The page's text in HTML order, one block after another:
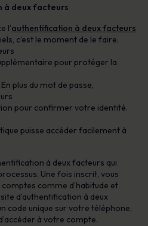
à deux facteurs
l’authentification à deux facteurs
c’est le moment de le faire.
pour protéger la
plus du mot de passe,
pour confirmer votre identité.
puisse accéder facilement à
à deux facteurs qui
Une fois inscrit, vous
comme d’habitude et
d’authentification à deux
code unique sur votre téléphone,
à votre compte.